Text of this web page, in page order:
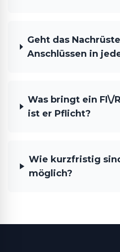
Geht das
Anschlüssen in
Was bringt ein FI\/
ist er Pflicht?
Wie kurzfristig
möglich?